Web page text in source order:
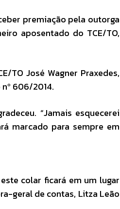
premiação pela outorga
aposentado do TCE/TO,
TO José Wagner Praxedes,
606/2014.
“Jamais esquecerei
marcado para sempre em
colar ficará em um lugar
geral de contas, Litza Leão